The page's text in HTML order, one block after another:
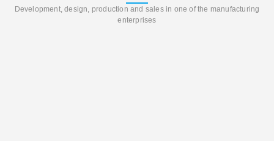
Development, design, production and sales in one of the manufacturing
enterprises